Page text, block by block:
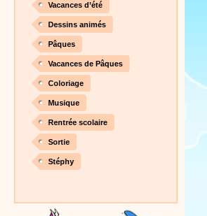
Vacances d’été
Dessins animés
Pâques
Vacances de Pâques
Coloriage
Musique
Rentrée scolaire
Sortie
Stéphy